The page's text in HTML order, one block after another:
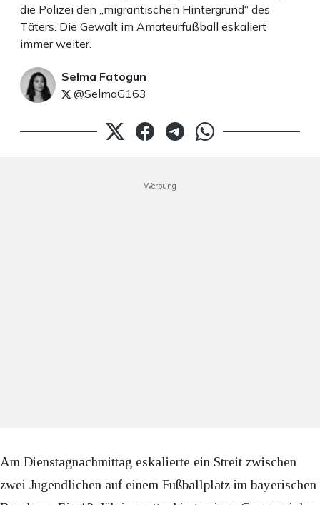
die Polizei den „migrantischen Hintergrund“ des
Täters. Die Gewalt im Amateurfußball eskaliert
immer weiter.
Selma Fatogun
@SelmaG163
Werbung
Am Dienstagnachmittag eskalierte ein Streit zwischen
zwei Jugendlichen auf einem Fußballplatz im bayerischen